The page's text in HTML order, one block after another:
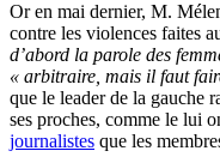
Or en mai dernier, M.
contre les violences faites
d’abord la parole des
« arbitraire, mais il faut
que le leader de la gauche
ses proches, comme le lui
journalistes que les